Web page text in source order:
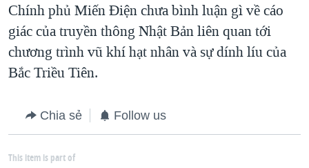
Chính phủ Miến Điện chưa bình luận gì về cáo
giác của truyền thông Nhật Bản liên quan tới
chương trình vũ khí hạt nhân và sự dính líu của
Bắc Triều Tiên.
Chia sẻ Follow us
This item is part of